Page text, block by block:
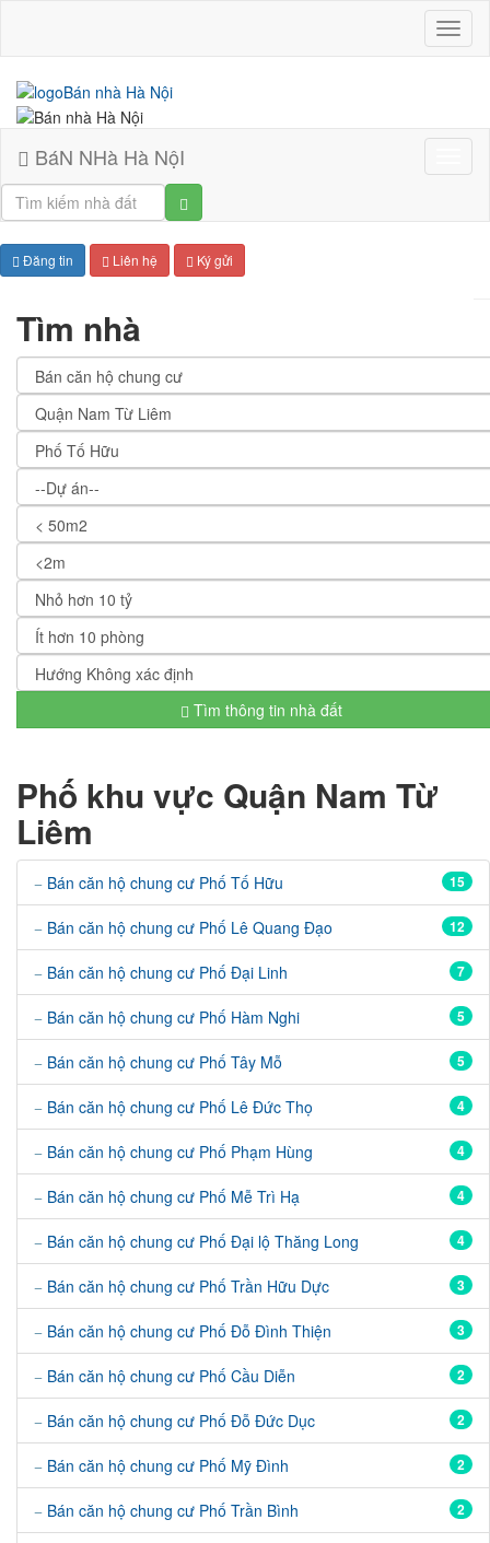
BáN
NHà
nhà
Nội
BáN NHà Hà NộI
Đăng tin Liên hệ Ký gửi
Tìm nhà
Tìm thông tin nhà đất
Phố khu vực Quận Nam Từ
Liêm
15
Bán căn hộ chung cư Phố Tố Hữu
12
Bán căn hộ chung cư Phố Lê Quang Đạo
7
Bán căn hộ chung cư Phố Đại Linh
5
Bán căn hộ chung cư Phố Hàm Nghi
5
Bán căn hộ chung cư Phố Tây Mỗ
4
Bán căn hộ chung cư Phố Lê Đức Thọ
4
Bán căn hộ chung cư Phố Phạm Hùng
4
Bán căn hộ chung cư Phố Mễ Trì Hạ
4
Bán căn hộ chung cư Phố Đại lộ Thăng Long
3
Bán căn hộ chung cư Phố Trần Hữu Dực
3
Bán căn hộ chung cư Phố Đỗ Đình Thiện
2
Bán căn hộ chung cư Phố Cầu Diễn
2
Bán căn hộ chung cư Phố Đỗ Đức Dục
2
Bán căn hộ chung cư Phố Mỹ Đình
2
Bán căn hộ chung cư Phố Trần Bình